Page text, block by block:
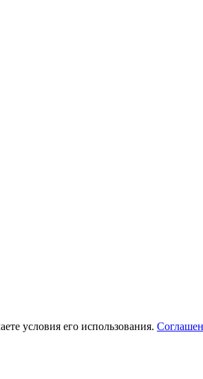
условия его использования.